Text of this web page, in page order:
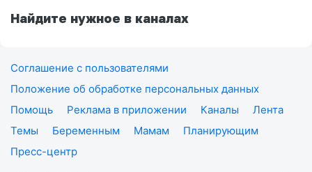
Найдите нужное в каналах
Соглашение с пользователями
Положение об обработке персональных данных
Помощь
Реклама в приложении Каналы
Лента
Темы
Беременным Мамам
Планирующим
Пресс-центр